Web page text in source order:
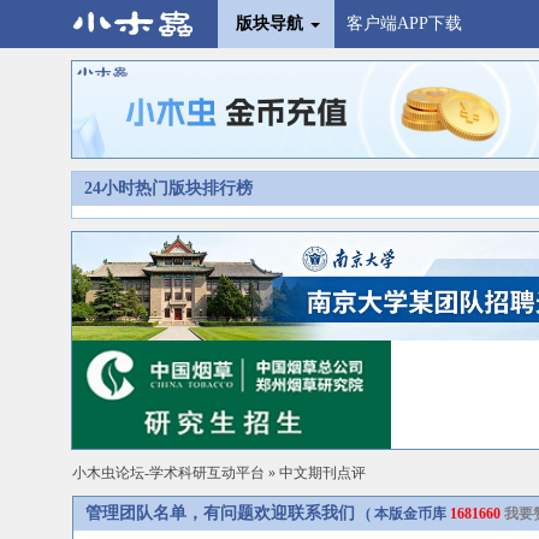
版块导航 客户端APP下载
24小时热门版块排行榜
小木虫论坛-学术科研互动平台 » 中文期刊点评
管理团队名单，有问题欢迎联系我们 ( 本版金币库 1681660 我要